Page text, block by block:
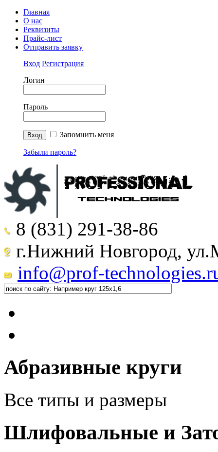
Главная
О нас
Реквизиты
Прайс-лист
Отправить заявку
Вход Регистрация
Логин
Пароль
Запомнить меня
Забыли пароль?
8 (831) 291-38-86
г.Нижний Новгород,
info@prof-
Абразивные круги
Все типы и размеры
Шлифовальные и